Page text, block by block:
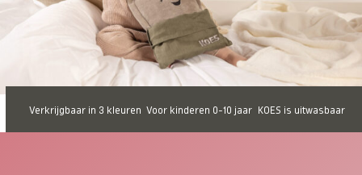
Verkrijgbaar in 3 kleuren Voor kinderen 0-10 jaar KOES is uitwasbaar